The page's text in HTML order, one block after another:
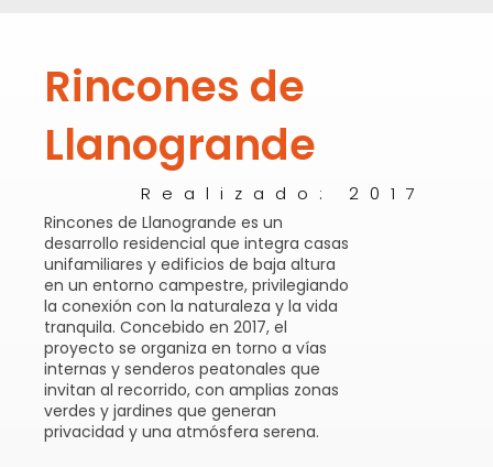
Rincones de
Llanogrande
Realizado: 2017
Rincones de Llanogrande es un
desarrollo residencial que integra casas
unifamiliares y edificios de baja altura
en un entorno campestre, privilegiando
la conexión con la naturaleza y la vida
tranquila. Concebido en 2017, el
proyecto se organiza en torno a vías
internas y senderos peatonales que
invitan al recorrido, con amplias zonas
verdes y jardines que generan
privacidad y una atmósfera serena.